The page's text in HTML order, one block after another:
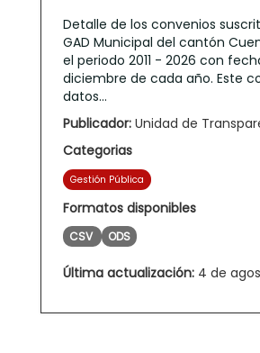
Detalle de los convenios
GAD Municipal del cantón
el periodo 2011 - 2026 con
diciembre de cada año. Este
datos...
Publicador: Unidad de
Categorias
Gestión Pública
Formatos disponibles
CSV ODS
Última actualización: 4 de